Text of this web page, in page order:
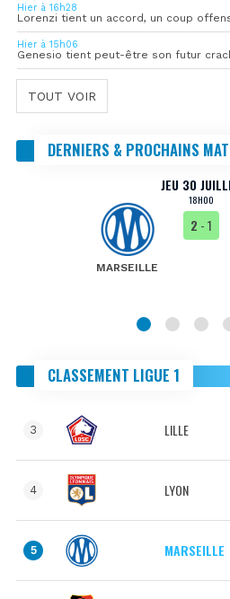
Hier à 16h28
Lorenzi tient un accord, un coup
Hier à 15h06
Genesio tient peut-être son futur
TOUT VOIR
DERNIERS & PROCHAINS
JEU 30
18H00
MARSEILLE
2 - 1
CLASSEMENT LIGUE 1
3 LILLE
4 LYON
5 MARSEILLE